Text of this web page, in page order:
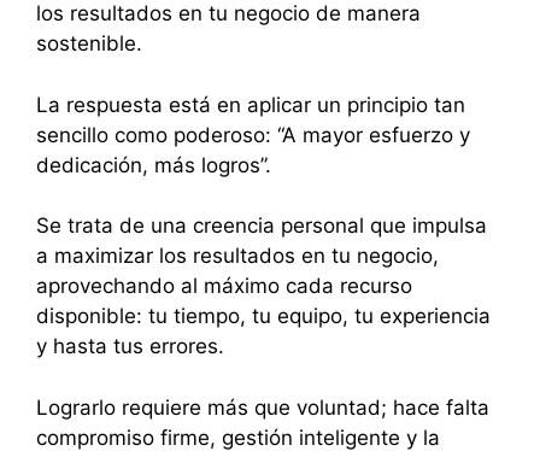
los resultados en tu negocio de manera
sostenible.
La respuesta está en aplicar un principio tan
sencillo como poderoso: “A mayor esfuerzo y
dedicación, más logros”.
Se trata de una creencia personal que impulsa
a maximizar los resultados en tu negocio,
aprovechando al máximo cada recurso
disponible: tu tiempo, tu equipo, tu experiencia
y hasta tus errores.
Lograrlo requiere más que voluntad; hace falta
compromiso firme, gestión inteligente y la